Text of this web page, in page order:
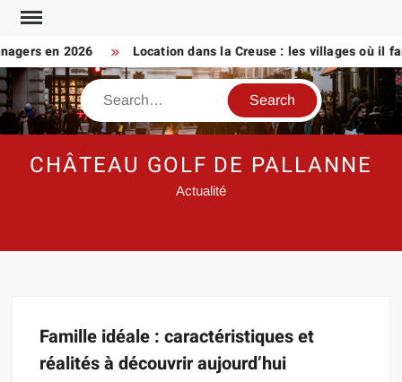
Skip
contenten 2026 Location dans la Creuse : les villages où il
Search
CHÂTEAU GOLF DE PALLANNE
Actualité
Famille idéale : caractéristiques et
réalités à découvrir aujourd’hui